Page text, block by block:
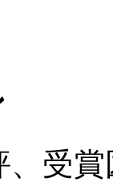
、受